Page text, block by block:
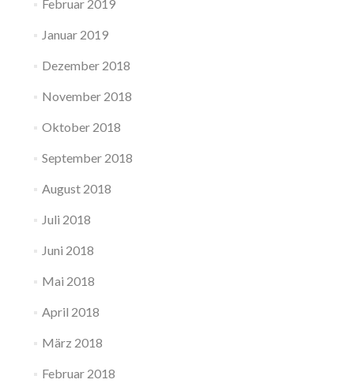
Februar 2019
Januar 2019
Dezember 2018
November 2018
Oktober 2018
September 2018
August 2018
Juli 2018
Juni 2018
Mai 2018
April 2018
März 2018
Februar 2018